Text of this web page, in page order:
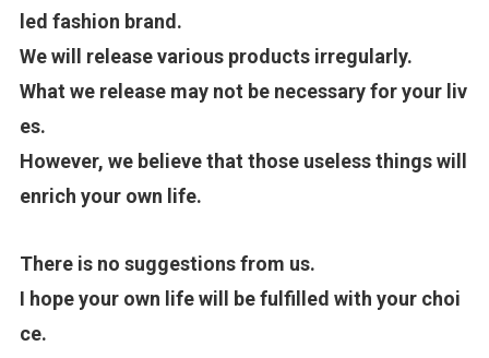
led fashion brand.
We will release various products irregularly.
What we release may not be necessary for your liv
es.
However, we believe that those useless things will
enrich your own life.
There is no suggestions from us.
I hope your own life will be fulfilled with your choi
ce.